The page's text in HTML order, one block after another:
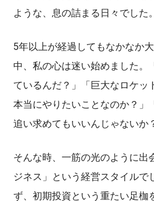
ような、息の詰まる日々でした。
5年以上が経過してもなかなか
中、私の心は迷い始めました。
ているんだ？」「巨大なロケッ
本当にやりたいことなのか？」
追い求めてもいいんじゃないか
そんな時、一筋の光のように出
ジネス」という経営スタイルで
ず、初期投資という重たい足枷